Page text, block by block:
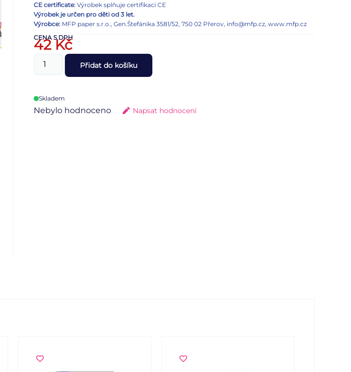
CE certificate: Výrobek splňuje certifikaci CE
Výrobek je určen pro děti od 3 let.
Výrobce: MFP paper s.r.o., Gen.Štefánika 3581/52, 750 02 Přerov, info@mfp.cz, www.mfp.cz
CENA S DPH
42Kč
Přidat do košíku
Skladem
Nebylo hodnoceno Napsat hodnocení